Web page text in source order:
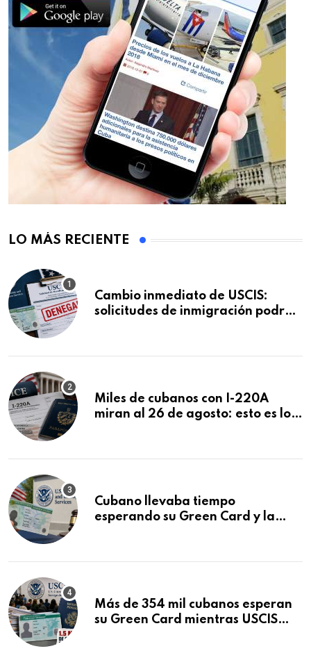
LO MÁS RECIENTE
Cambio inmediato de USCIS:
solicitudes de inmigración podrán
Miles de cubanos con I-220A
miran al 26 de agosto: esto es lo
Cubano llevaba tiempo
esperando su Green Card y la
Más de 354 mil cubanos esperan
su Green Card mientras USCIS